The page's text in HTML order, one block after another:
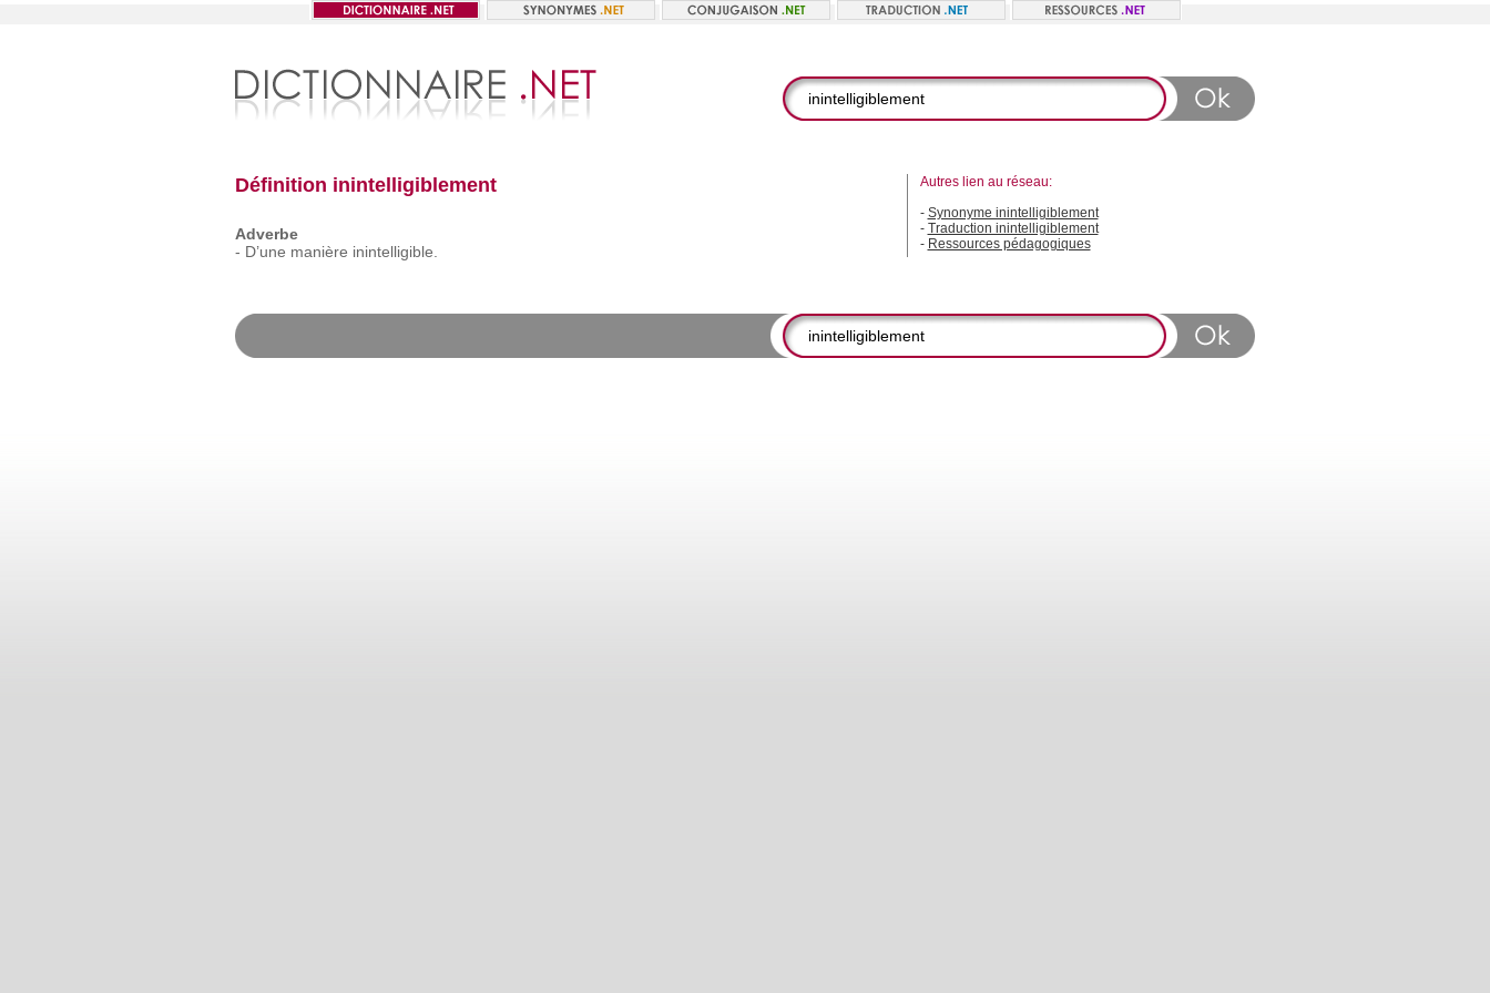
Définition inintelligiblement
Adverbe
- D’une manière inintelligible.
Autres lien au réseau:
- Synonyme inintelligiblement
- Traduction inintelligiblement
- Ressources pédagogiques